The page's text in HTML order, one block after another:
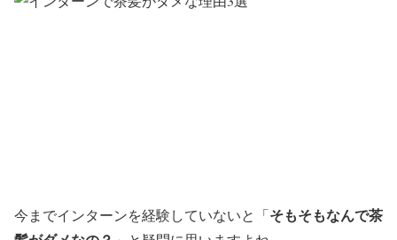
今までインターンを経験していないと 「そもそもなんで茶